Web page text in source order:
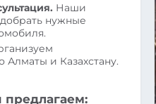
Наши
нужные
Алматы и Казахстану.
предлагаем: